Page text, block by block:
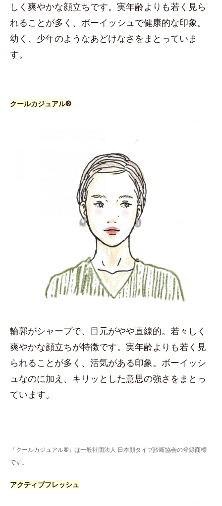
しく爽やかな顔立ちです。実年齢よりも若く見ら
れることが多く、ボーイッシュで健康的な印象。
幼く、少年のようなあどけなさをまとっていま
す。
クールカジュアル®
輪郭がシャープで、目元がやや直線的。若々しく
爽やかな顔立ちが特徴です。実年齢よりも若く見
られることが多く、活気がある印象。ボーイッシ
ュなのに加え、キリッとした意思の強さをまとっ
ています。
「クールカジュアル®」は一般社団法人 日本顔タイプ診断協会の登録商標
です。
アクティブフレッシュ